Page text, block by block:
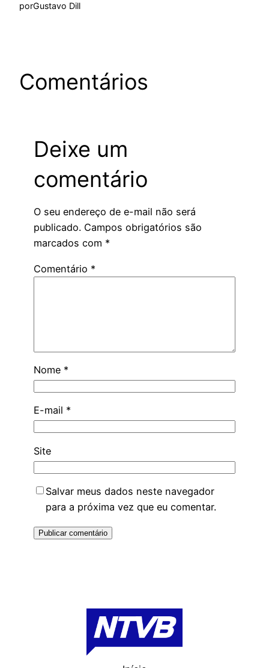
porGustavo Dill
Comentários
Deixe um
comentário
O seu endereço de e-mail não será
publicado. Campos obrigatórios são
marcados com *
Comentário *
Nome *
E-mail *
Site
Salvar meus dados neste navegador
para a próxima vez que eu comentar.